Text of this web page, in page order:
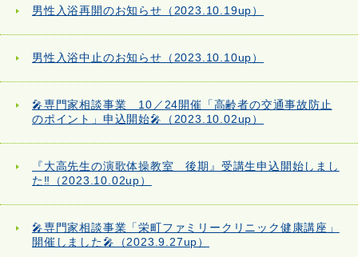
男性入浴再開のお知らせ（2023.10.19up）
男性入浴中止のお知らせ（2023.10.10up）
🎤専門家相談事業 10／24開催「高齢者の交通事故防止
のポイント」申込開始🎤（2023.10.02up）
『大高先生の演歌体操教室 後期』受講生申込開始しまし
た‼（2023.10.02up）
🎤専門家相談事業「栄町ファミリークリニック健康講座」
開催しました🎤（2023.9.27up）